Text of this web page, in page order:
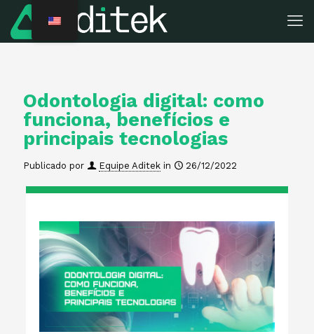
Odontologia digital: como
funciona, benefícios e
principais tecnologias
Publicado por Equipe Aditek in 26/12/2022